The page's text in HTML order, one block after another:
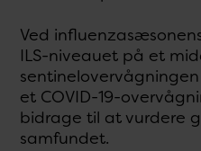
Ved
ILS-niveauet på et
et COVID-19-
bidrage til at vurdere
samfundet.